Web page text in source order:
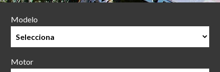
Modelo
Motor